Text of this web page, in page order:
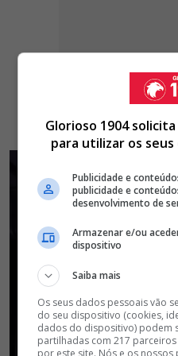
Glorioso 1904
para utilizar os seus
Publicidade e
publicidade e
desenvolvimento de
Armazenar e/ou
dispositivo
Saiba mais
Os seus dados pessoais vão
do seu dispositivo (cookies,
dados do dispositivo) podem
partilhadas com 217
por este site. Nós e os